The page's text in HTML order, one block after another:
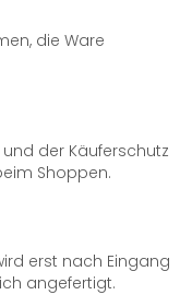
die Ware
der Käuferschutz
Shoppen.
erst nach Eingang
angefertigt.